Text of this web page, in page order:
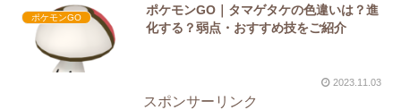
ポケモンGO
ポケモンGO｜タマゲタケの色違いは？進
化する？弱点・おすすめ技をご紹介
2023.11.03
スポンサーリンク